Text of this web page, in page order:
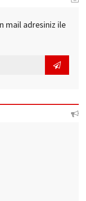
mail adresiniz ile